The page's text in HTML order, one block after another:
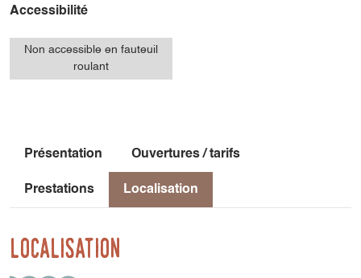
Accessibilité
Non accessible en fauteuil
roulant
Présentation Ouvertures / tarifs
Prestations Localisation
Localisation